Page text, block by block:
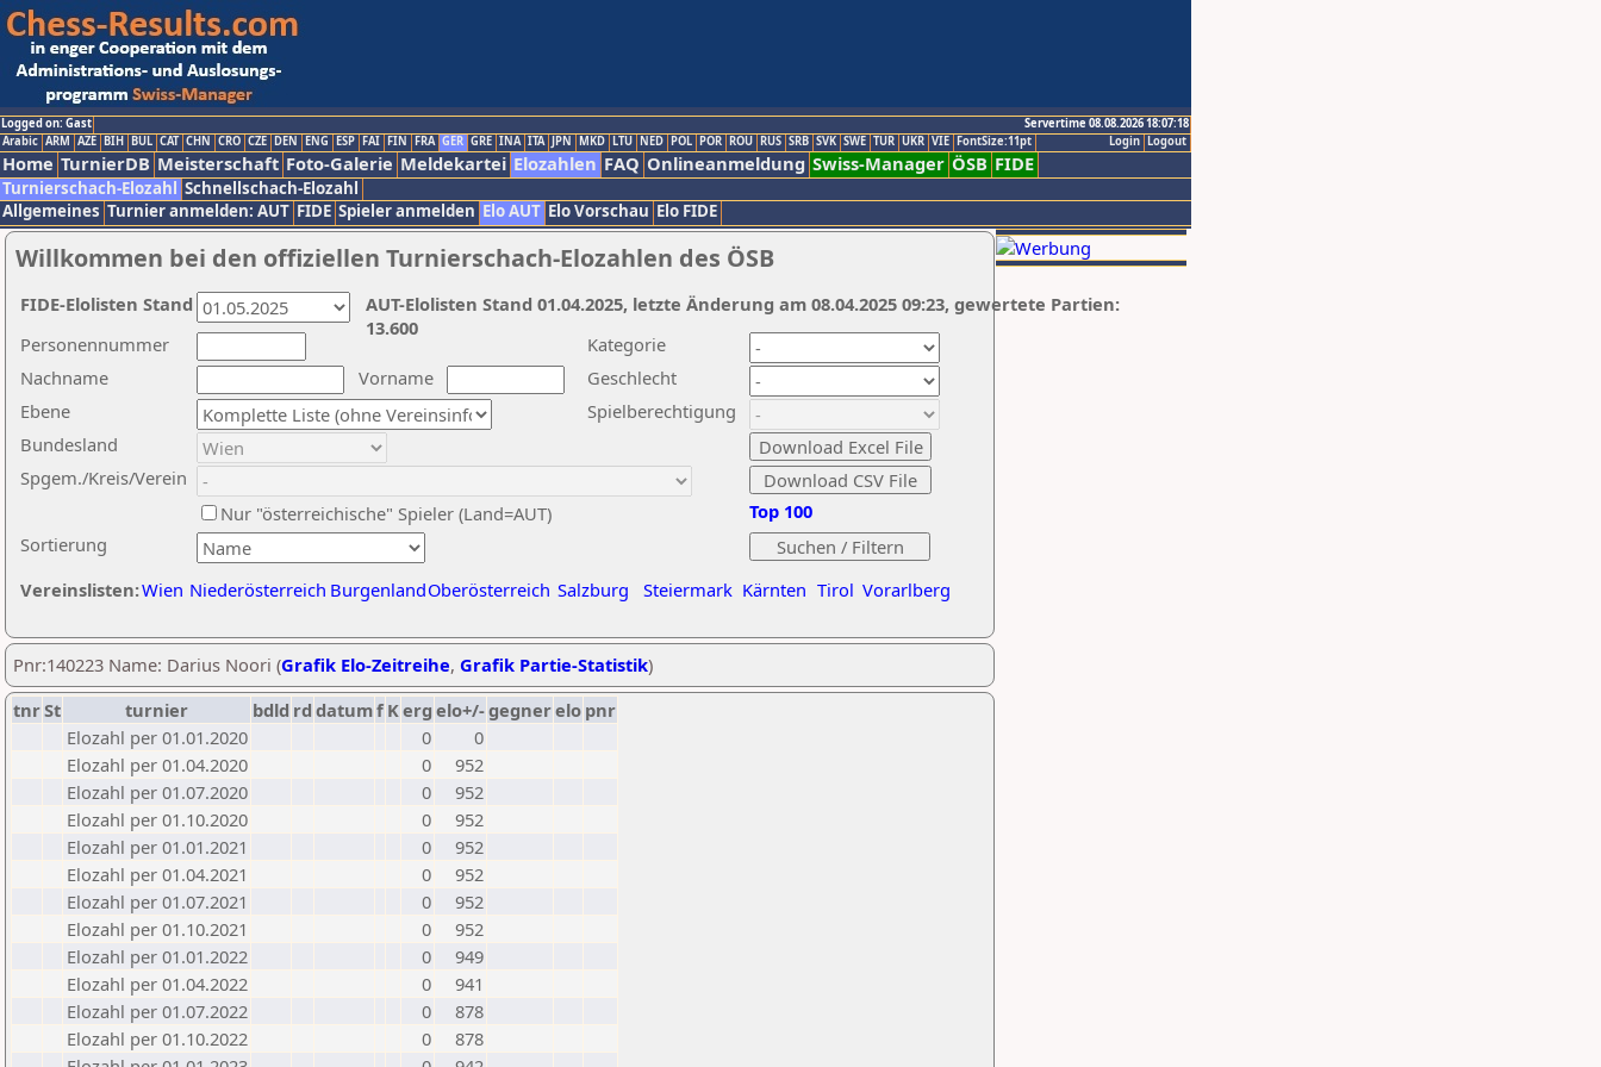
Logged on: Gast
Servertime 08.08.2026 18:07:18
Logout
Login
Arabic ARM AZE BIH BUL CAT CHN CRO CZE DEN ENG ESP FAI FIN FRA GER GRE INA ITA JPN MKD LTU NED POL POR ROU RUS SRB SVK SWE TUR UKR VIE FontSize:11pt
Home TurnierDB Meisterschaft Foto-Galerie Meldekartei Elozahlen FAQ Onlineanmeldung Swiss-Manager ÖSB FIDE
Turnierschach-Elozahl Schnellschach-Elozahl
Allgemeines Turnier anmelden: AUT FIDE Spieler anmelden Elo AUT Elo Vorschau Elo FIDE
Willkommen bei den offiziellen Turnierschach-Elozahlen des ÖSB
Nachname
Vorname
Ebene
Kategorie
Sortierung
Personennummer
Bundesland
Spgem./Kreis/Verein
Geschlecht
Nur "österreichische" Spieler (Land=AUT)
Spielberechtigung
Vereinslisten:Wien Niederösterreich BurgenlandOberösterreich Salzburg Steiermark Kärnten Tirol Vorarlberg
Top 100
AUT-Elolisten Stand 01.04.2025, letzte Änderung am 08.04.2025 09:23, gewertete Partien:
13.600
FIDE-Elolisten Stand
Pnr:140223 Name: Darius Noori (Grafik Elo-Zeitreihe, Grafik Partie-Statistik)
tnrSt turnier bdld rd datumf Kerg elo+/-gegnerelo pnr
Elozahl per 01.01.2020
0
0
Elozahl per 01.04.2020
0
952
Elozahl per 01.07.2020
0
952
Elozahl per 01.10.2020
0
952
Elozahl per 01.01.2021
0
952
Elozahl per 01.04.2021
0
952
Elozahl per 01.07.2021
0
952
Elozahl per 01.10.2021
0
952
Elozahl per 01.01.2022
0
949
Elozahl per 01.04.2022
0
941
Elozahl per 01.07.2022
0
878
Elozahl per 01.10.2022
0
878